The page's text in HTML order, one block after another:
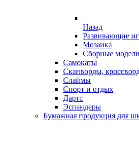
Назад
Развивающие
Мозаика
Сборные модели
Самокаты
Сканворды,
Слаймы
Спорт и отдых
Дартс
Эспандеры
Бумажная продукция для